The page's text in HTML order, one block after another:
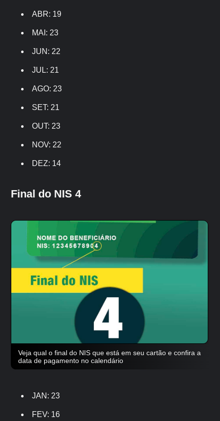
ABR: 19
MAI: 23
JUN: 22
JUL: 21
AGO: 23
SET: 21
OUT: 23
NOV: 22
DEZ: 14
Final do NIS 4
Veja qual o final do NIS que está em seu cartão e confira a
data de pagamento no calendário
JAN: 23
FEV: 16